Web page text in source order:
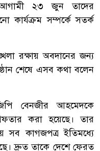
আগামী ২৩ জুন তাদের
কার্যক্রম সম্পর্কে সতর্ক
রক্ষায় অবদানের জন্য
শেষে এসব কথা বলেন
বেনজীর আহমেদকে
করা হয়েছে। তার
সব কাগজপত্র ইতিমধ্যে
দ্রুত তাকে দেশে ফেরত